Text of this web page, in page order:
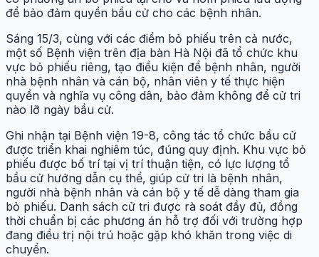
để bảo đảm quyền bầu cử cho các bệnh nhân.
Sáng 15/3, cùng với các điểm bỏ phiếu trên cả nước,
một số Bệnh viện trên địa bàn Hà Nội đã tổ chức khu
vực bỏ phiếu riêng, tạo điều kiện để bệnh nhân, người
nhà bệnh nhân và cán bộ, nhân viên y tế thực hiện
quyền và nghĩa vụ công dân, bảo đảm không để cử tri
nào lỡ ngày bầu cử.
Ghi nhận tại Bệnh viện 19-8, công tác tổ chức bầu cử
được triển khai nghiêm túc, đúng quy định. Khu vực bỏ
phiếu được bố trí tại vị trí thuận tiện, có lực lượng tổ
bầu cử hướng dẫn cụ thể, giúp cử tri là bệnh nhân,
người nhà bệnh nhân và cán bộ y tế dễ dàng tham gia
bỏ phiếu. Danh sách cử tri được rà soát đầy đủ, đồng
thời chuẩn bị các phương án hỗ trợ đối với trường hợp
đang điều trị nội trú hoặc gặp khó khăn trong việc di
chuyển.